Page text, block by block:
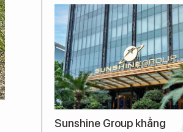
Sunshine Group khẳng